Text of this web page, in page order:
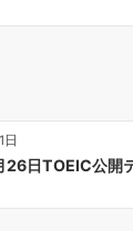
日
日TOEIC公開